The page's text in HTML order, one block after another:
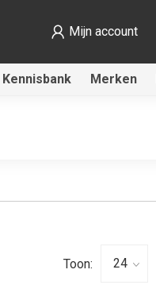
Mijn account
Kennisbank Merken
Toon: